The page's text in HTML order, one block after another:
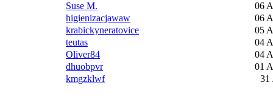
Suse M.
06
higienizacjawaw
06
krabickyneratovice
05
teutas
04
Oliver84
04
dhuobpvr
01
kmgzklwf
31